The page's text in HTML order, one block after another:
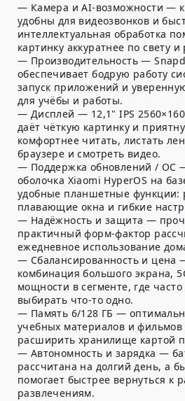
— Камера и AI-возможности —
удобны для видеозвонков и
интеллектуальная обработка
картинку аккуратнее по свету и
— Производительность —
обеспечивает бодрую работу
запуск приложений и
для учёбы и работы.
— Дисплей — 12,1" IPS
даёт чёткую картинку и
комфортнее читать, листать
браузере и смотреть видео.
— Поддержка обновлений / ОС
оболочка Xiaomi HyperOS на
удобные планшетные функции:
плавающие окна и гибкие
— Надёжность и защита —
практичный форм-фактор
ежедневное использование
— Сбалансированность и цена
комбинация большого экрана,
мощности в сегменте, где
выбирать что-то одно.
— Память 6/128 ГБ —
учебных материалов и
расширить хранилище картой
— Автономность и зарядка —
рассчитана на долгий день, а
помогает быстрее вернуться к
развлечениям.